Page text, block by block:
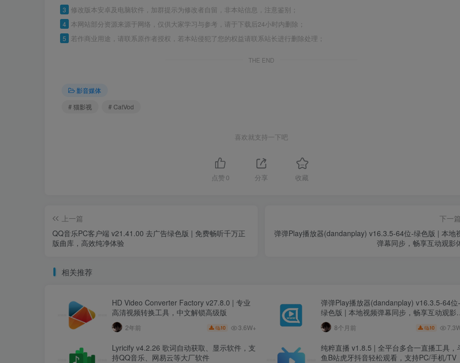
3 修改版本安卓及电脑软件，加群提示为修改者自留，非本站信息，注意鉴别；
4 本网站部分资源来源于网络，仅供大家学习与参考，请于下载后24小时内删除；
5 若作商业用途，请联系原作者授权，若本站侵犯了您的权益请联系站长进行删除处理；
THE END
影音媒体
# 猫影视
# CatVod
喜欢就支持一下吧
点赞 0 分享 收藏
上一篇
QQ音乐PC客户端 v21.41.00 去广告绿色版 | 免费畅听千万正
版曲库，高效纯净体验
下一
弹弹Play播放器(dandanplay) v16.3.5-64位-绿色版 | 本地
弹幕同步，畅享互动观影
相关推荐
HD Video Converter Factory v27.8.0 | 专业
高清视频转换工具，中文解锁高级版
2年前 10 3.6W+
弹弹Play播放器(dandanplay) v16.3.5-64位-
绿色版 | 本地视频弹幕同步，畅享互动观影
验
8个月前 10
Lyricify v4.2.26 歌词自动获取、显示软件，支
持QQ音乐、网易云等大厂软件
纯粹直播 v1.8.5 | 全平台多合一直播工具，
鱼B站虎牙抖音轻松观看，支持PC/手机/TV